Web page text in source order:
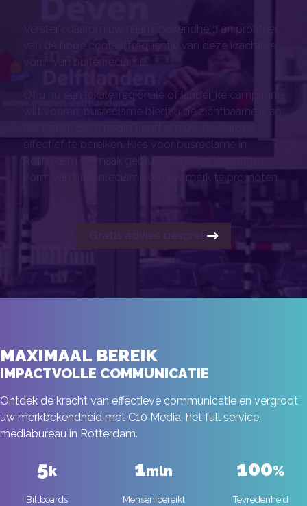
Versterk daarom uw naamsbekendheid en profiteer
van de hoge contactfrequentie van deze krachtige
vorm van buitenreclame.
Of u nu een lokale, regionale of landelijke campagne
wilt voeren, busreclame biedt u de zichtbaarheid en
effectief te bereiken. Kies voor busreclame in
Rotterdam en maak gebruik van deze krachtige
vorm van buitenreclame om uw merk te promoten.
Gratis advies gesprek
MAXIMAAL BEREIK
IMPACTVOLLE COMMUNICATIE
Ontdek de kracht van effectieve communicatie en vergroot
uw merkbekendheid met C10 Media, het full service
mediabureau in Rotterdam.
5k
Billboards
1mln
Mensen bereikt
100%
Tevredenheid